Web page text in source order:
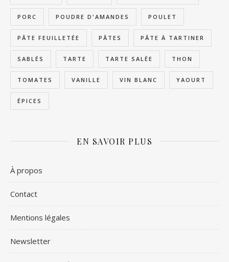
PORC POUDRE D'AMANDES POULET
PÂTE FEUILLETÉE PÂTES PÂTE À TARTINER
SABLÉS TARTE TARTE SALÉE THON
TOMATES VANILLE VIN BLANC YAOURT
ÉPICES
EN SAVOIR PLUS
À propos
Contact
Mentions légales
Newsletter